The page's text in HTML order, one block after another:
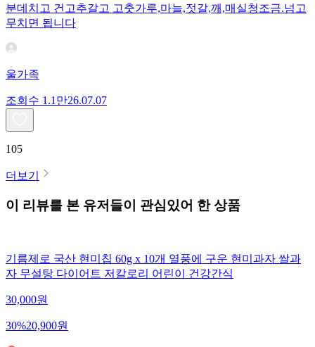
분데치고 건고추갈고 고춧가루,마늘,젓갈,깨,매실청조금.넘고
무치면 됩니다
울가족
조회수 1.1만26.07.07
105
더보기
이 리뷰를 본 유저들이 관심있어 한 상품
기름제로 국산 현미칩 60g x 10개 열풍에 구운 현미과자 쌀과
자 무설탕 다이어트 저칼로리 어린이 건강간식
30,000원
30%20,900원